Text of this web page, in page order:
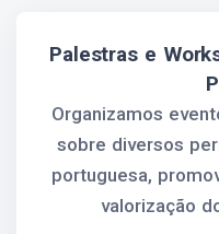
Palestras e
Organizamos
sobre diversos
portuguesa,
valorização